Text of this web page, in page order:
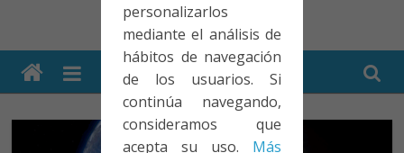
personalizarlos
mediante el análisis de
hábitos de navegación
de los usuarios. Si
continúa navegando,
consideramos que
acepta su uso. Más